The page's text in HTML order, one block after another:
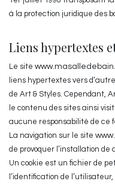
à la protection juridique des
Liens hypertextes
Le site
liens hypertextes vers
de Art & Styles. Cependant,
le contenu des sites ainsi
aucune responsabilité de ce
La navigation sur le site
de provoquer l’installation de
Un cookie est un fichier de
l’identification de